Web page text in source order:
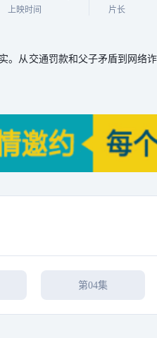
上映时间 片长
从交通罚款和父子矛盾到网络
第04集